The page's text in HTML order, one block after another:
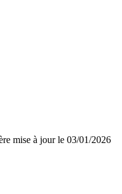
mise à jour le 03/01/2026